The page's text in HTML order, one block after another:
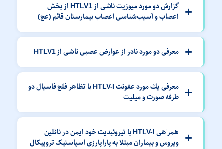
گزارش دو مورد میوزیت ناشی از HTLV1 از بخش
اعصاب و آسیب‌شناسی اعصاب بیمارستان قائم (عج)
معرفی دو مورد نادر از عوارض عصبی ناشی از HTLV1
معرفی یك مورد عفونت HTLV-I با تظاهر فلج فاسیال دو
طرفه صورت و میلیت
همراهی HTLV-I با تیروئیدیت خود ایمن در ناقلین
ویروس و بیماران مبتلا به پاراپارزی اسپاستیک تروپیکال